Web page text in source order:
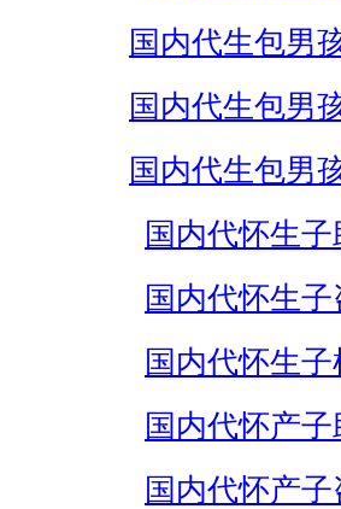
国内代生包男
国内代生包男
国内代生包男
国内代怀生子
国内代怀生子
国内代怀生子
国内代怀产子
国内代怀产子